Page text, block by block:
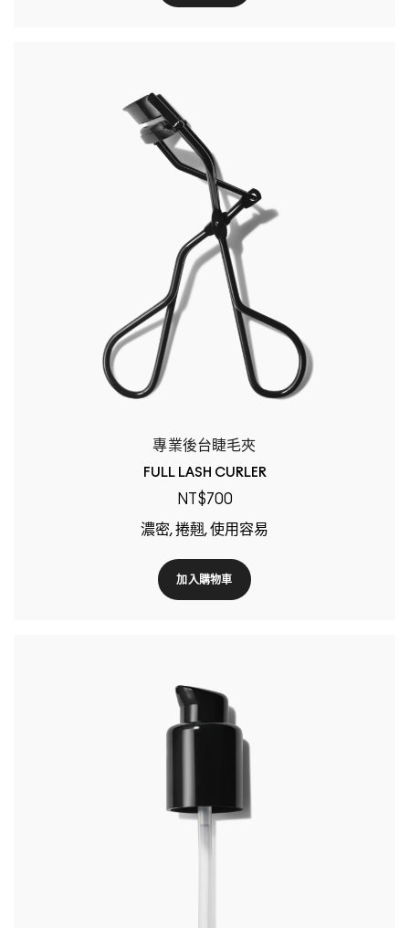
專業後台睫毛夾
FULL LASH CURLER
NT$700
濃密, 捲翹, 使用容易
加入購物車